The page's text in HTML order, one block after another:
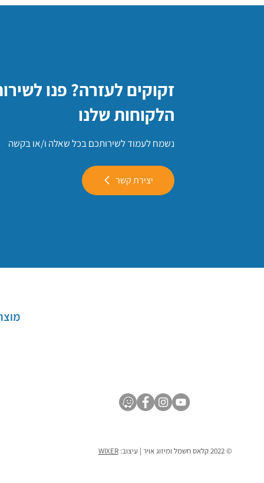
זקוקים לעזרה? פנו
הלקוחות שלנו
נשמח לעמוד לשירותכם בכל שאלה ו/או בקשה
יצירת קשר
© 2022 קלאס חשמל ומיזוג אויר | עיצוב: WIXER